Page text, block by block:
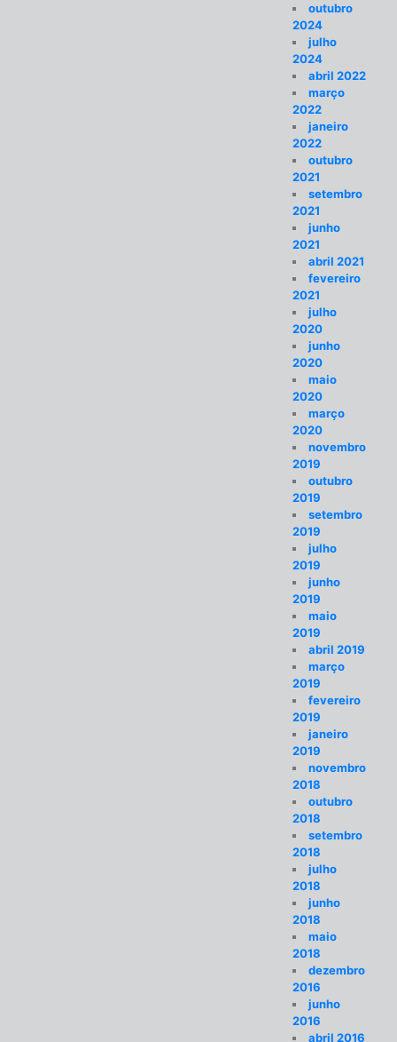
outubro
2024
julho
2024
abril 2022
março
2022
janeiro
2022
outubro
2021
setembro
2021
junho
2021
abril 2021
fevereiro
2021
julho
2020
junho
2020
maio
2020
março
2020
novembro
2019
outubro
2019
setembro
2019
julho
2019
junho
2019
maio
2019
abril 2019
março
2019
fevereiro
2019
janeiro
2019
novembro
2018
outubro
2018
setembro
2018
julho
2018
junho
2018
maio
2018
dezembro
2016
junho
2016
abril 2016